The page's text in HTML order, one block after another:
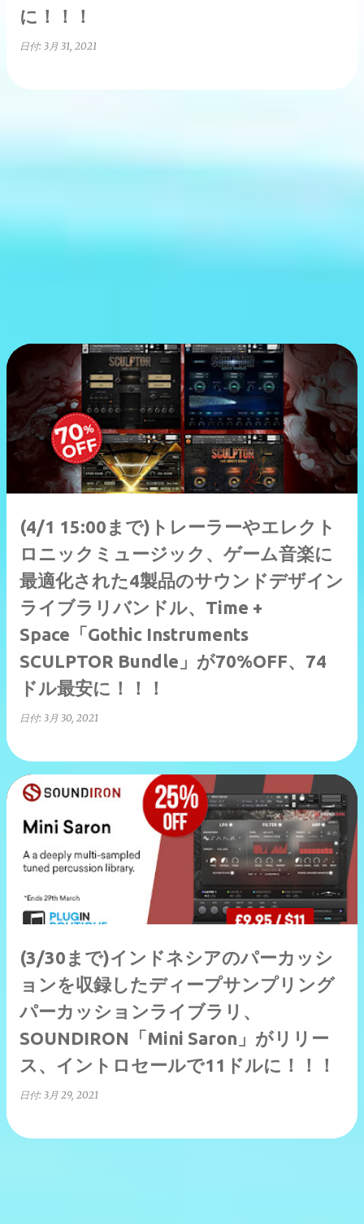
に！！！
日付: 3月 31, 2021
(4/1 15:00まで)トレーラーやエレクト
ロニックミュージック、ゲーム音楽に
最適化された4製品のサウンドデザイン
ライブラリバンドル、Time +
Space「Gothic Instruments
SCULPTOR Bundle」が70%OFF、74
ドル最安に！！！
日付: 3月 30, 2021
(3/30まで)インドネシアのパーカッシ
ョンを収録したディープサンプリング
パーカッションライブラリ、
SOUNDIRON「Mini Saron」がリリー
ス、イントロセールで11ドルに！！！
日付: 3月 29, 2021